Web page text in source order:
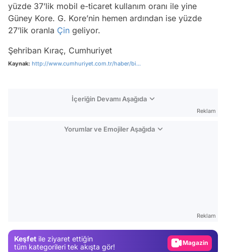
yüzde 37’lik mobil e-ticaret kullanım oranı ile yine
Güney Kore. G. Kore’nin hemen ardından ise yüzde
27’lik oranla Çin geliyor.
Şehriban Kıraç, Cumhuriyet
Kaynak: http://www.cumhuriyet.com.tr/haber/bi...
İçeriğin Devamı Aşağıda
Reklam
Yorumlar ve Emojiler Aşağıda
Reklam
Keşfet ile ziyaret ettiğin
tüm kategorileri tek akışta gör!
Magazin